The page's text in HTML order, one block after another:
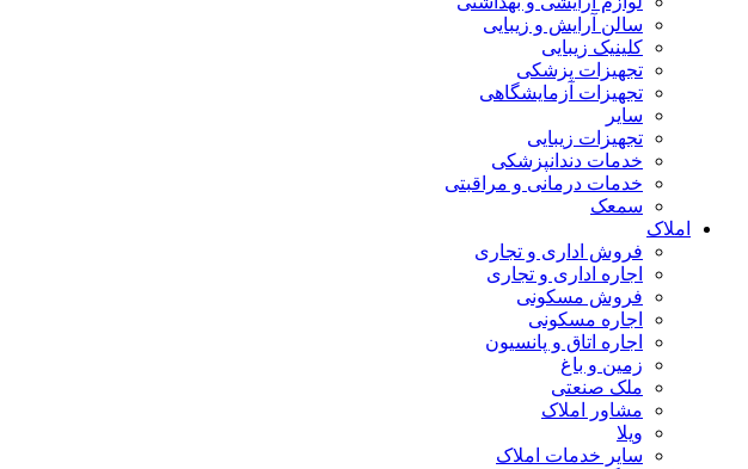
سالن آرایش و زیبایی
کلینیک زیبایی
تجهیزات پزشکی
تجهیزات آزمایشگاهی
سایر
تجهیزات زیبایی
خدمات دندانپزشکی
خدمات درمانی و مراقبتی
سمعک
املاک
فروش اداری و تجاری
اجاره اداری و تجاری
فروش مسکونی
اجاره مسکونی
اجاره اتاق و پانسیون
زمین و باغ
ملک صنعتی
مشاور املاک
ویلا
سایر خدمات املاک